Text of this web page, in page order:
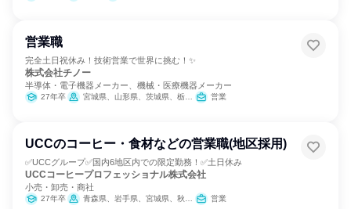
営業職
完全土日祝休み！技術営業で世界に挑む！✨
株式会社チノー
半導体・電子機器メーカー、機械・医療機器メーカー
27年卒 宮城県、山形県、茨城県、栃木県、群馬県、埼玉県、千葉県、東京都、神奈川県、富山県、静岡県、愛知県、滋賀県、大阪府、兵庫県、岡山県、広島県、福岡県 営業
UCCのコーヒー・食材などの営業職(地区採用)
✅UCCグループ✅国内6地区内での限定勤務！✅土日休み
UCCコーヒープロフェッショナル株式会社
小売・卸売・商社
27年卒 青森県、岩手県、宮城県、秋田県、山形県、福島県、茨城県、栃木県、群馬県、埼玉県、千葉県、東京都、神奈川県、新潟県、富山県、石川県、福井県、山梨県、長野県、岐阜県、静岡県、愛知県、三重県、滋賀県、京都府、大阪府、兵庫県、奈良県、和歌山県、鳥取県、島根県、岡山県、広島県、山口県、徳島県、香川県、愛媛県、高知県、福岡県、佐賀県、長崎県、熊本県、大分県、宮崎県、鹿児島県 営業